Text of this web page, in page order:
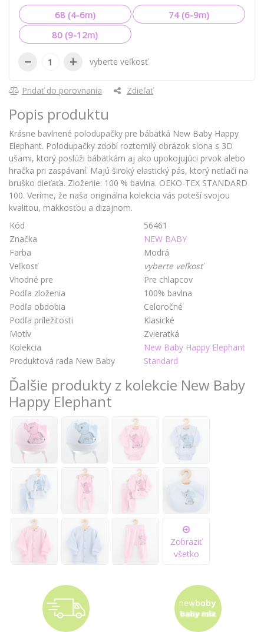
68 (4-6m)
74 (6-9m)
80 (9-12m)
− + vyberte veľkosť
Pridať do porovnania Zdieľať
Popis produktu
Krásne bavlnené polodupačky pre bábätká New Baby Happy
Elephant. Polodupačky zdobí roztomilý obrázok slona s 3D
ušami, ktorý poslúži bábätkám aj ako upokojujúci prvok alebo
hračka pri zaspávaní. Majú široký elastický pás, ktorý netlačí na
bruško dieťaťa. Zloženie: 100 % bavlna. OEKO-TEX STANDARD
100. Veríme, že naša originálna kolekcia vás poteší svojou
kvalitou, mäkkosťou a dizajnom.
Kód
56461
Značka
NEW BABY
Farba
Modrá
Veľkosť
vyberte veľkosť
Vhodné pre
Pre chlapcov
Podľa zloženia
100% bavlna
Podľa obdobia
Celoročné
Podľa príležitosti
Klasické
Motív
Zvieratká
Kolekcia
New Baby Happy Elephant
Produktová rada New Baby
Standard
Ďalšie produkty z kolekcie New Baby
Happy Elephant
Zobraziť
všetko